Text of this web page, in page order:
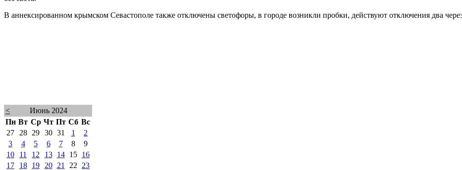
В аннексированном крымском Севастополе также отключены светофоры, в городе возникли пробки, действуют отключения два
<
Июнь 2024
Пн Вт Ср Чт Пт Сб Вс
27
28 29 30 31 1
2
3
4 5 6 7 8
9
10
11 12 13 14 15
16
17
18 19 20 21 22
23